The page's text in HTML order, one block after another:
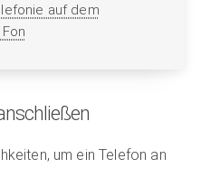
auf dem
um ein Telefon an